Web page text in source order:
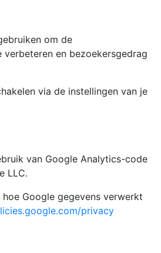
om de
en bezoekersgedrag
via de instellingen van je
van Google Analytics-code
LLC.
Google gegevens verwerkt
privacy